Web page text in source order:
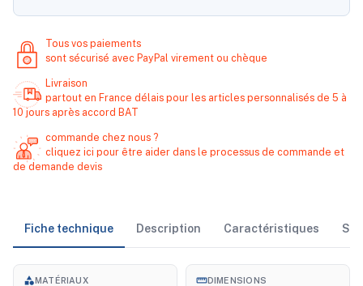
Tous vos paiements
sont sécurisé avec PayPal virement ou chèque
Livraison
partout en France délais pour les articles personnalisés de 5 à
10 jours après accord BAT
commande chez nous ?
cliquez ici pour être aider dans le processus de commande et
de demande devis
Fiche technique Description Caractéristiques
categoryMATÉRIAUX straightenDIMENSIONS